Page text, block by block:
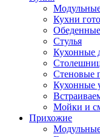
Кухни
Стулья
Кухонные
Стеновые
Кухонные
Мойки и
Прихожие